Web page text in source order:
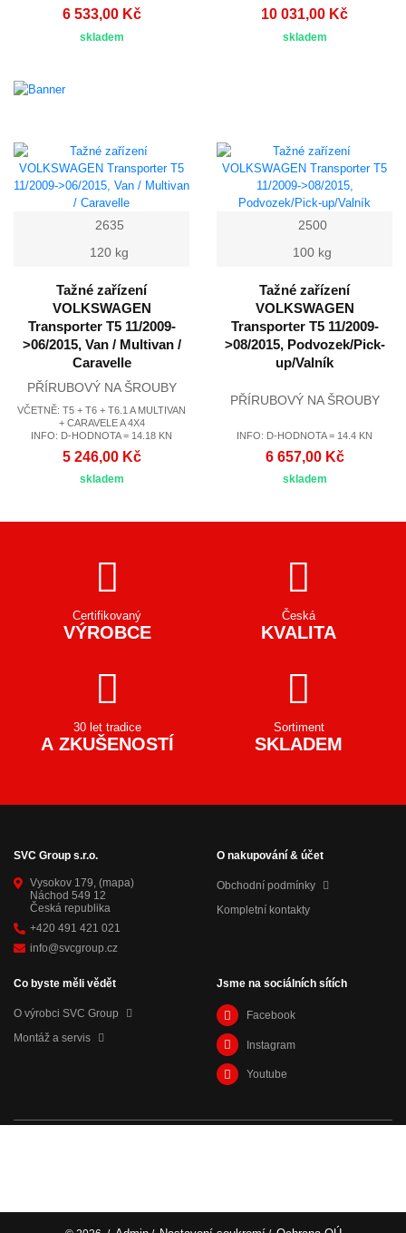
6 533,00 Kč
skladem
10 031,00 Kč
skladem
2635
120 kg
Tažné zařízení
VOLKSWAGEN
Transporter T5 11/2009-
>06/2015, Van / Multivan /
Caravelle
PŘÍRUBOVÝ NA ŠROUBY
VČETNĚ: T5 + T6 + T6.1 A MULTIVAN
+ CARAVELE A 4X4
INFO: D-HODNOTA = 14.18 KN
5 246,00 Kč
skladem
2500
100 kg
Tažné zařízení
VOLKSWAGEN
Transporter T5 11/2009-
>08/2015, Podvozek/Pick-
up/Valník
PŘÍRUBOVÝ NA ŠROUBY
INFO: D-HODNOTA = 14.4 KN
6 657,00 Kč
skladem
Certifikovaný
VÝROBCE
Česká
KVALITA
30 let tradice
A ZKUŠENOSTÍ
Sortiment
SKLADEM
SVC Group s.r.o.
Vysokov 179, (mapa)
Náchod 549 12
Česká republika
+420 491 421 021
info@svcgroup.cz
O nakupování & účet
Obchodní podmínky
Kompletní kontakty
Co byste měli vědět
O výrobci SVC Group
Montáž a servis
Jsme na sociálních sítích
Facebook
Instagram
Youtube